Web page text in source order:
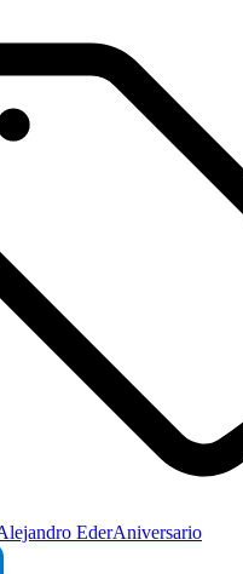
EderAniversario